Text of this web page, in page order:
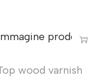
wood varnish